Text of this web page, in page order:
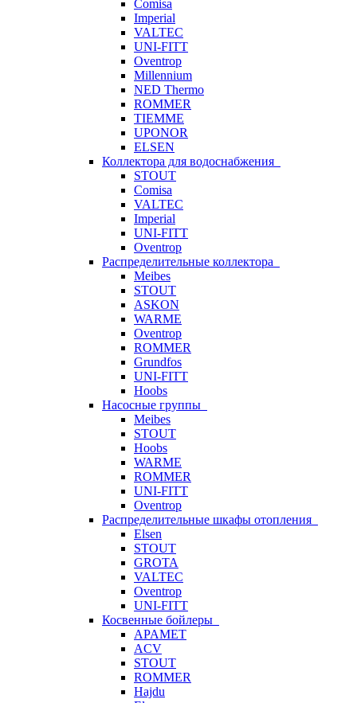
Comisa
Imperial
VALTEC
UNI-FITT
Oventrop
Millennium
NED Thermo
ROMMER
TIEMME
UPONOR
ELSEN
Коллектора для водоснабжения
STOUT
Comisa
VALTEC
Imperial
UNI-FITT
Oventrop
Распределительные коллектора
Meibes
STOUT
ASKON
WARME
Oventrop
ROMMER
Grundfos
UNI-FITT
Hoobs
Насосные группы
Meibes
STOUT
Hoobs
WARME
ROMMER
UNI-FITT
Oventrop
Распределительные шкафы отопления
Elsen
STOUT
GROTA
VALTEC
Oventrop
UNI-FITT
Косвенные бойлеры
APAMET
ACV
STOUT
ROMMER
Hajdu